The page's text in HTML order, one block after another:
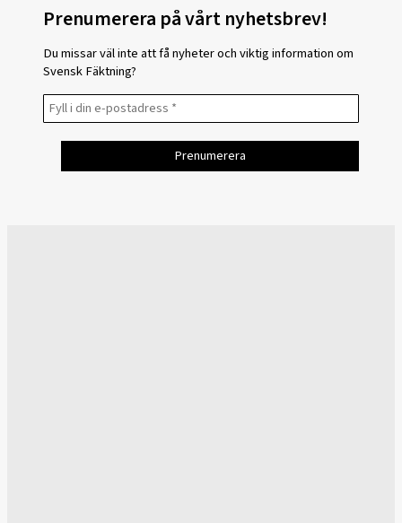
Prenumerera på vårt nyhetsbrev!
Du missar väl inte att få nyheter och viktig information om
Svensk Fäktning?